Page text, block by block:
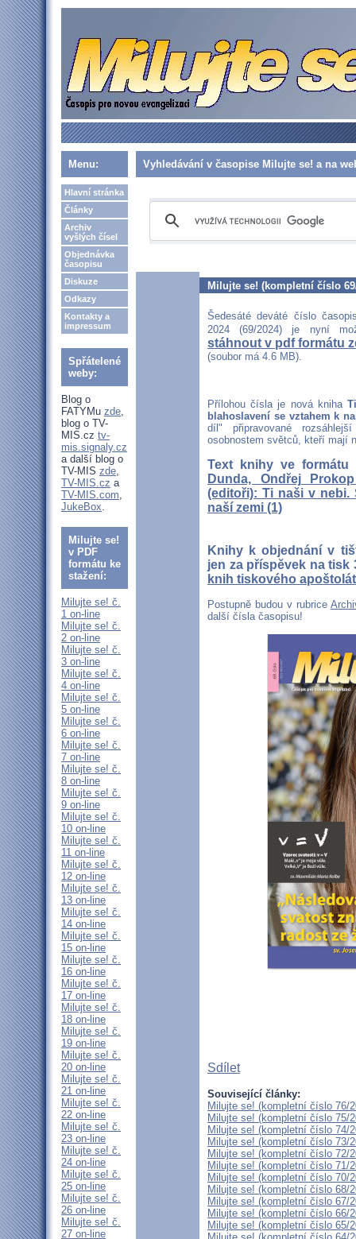
Menu:
Hlavní stránka
Články
Archiv
vyšlých čísel
Objednávka
časopisu
Diskuze
Odkazy
Kontakty a
impressum
Spřátelené
weby:
Blog o
FATYMu zde,
blog o TV-
MIS.cz tv-
mis.signaly.cz
a další blog o
TV-MIS zde,
TV-MIS.cz a
TV-MIS.com,
JukeBox.
Milujte se!
v PDF
formátu ke
stažení:
Milujte se! č.
1 on-line
Milujte se! č.
2 on-line
Milujte se! č.
3 on-line
Milujte se! č.
4 on-line
Milujte se! č.
5 on-line
Milujte se! č.
6 on-line
Milujte se! č.
7 on-line
Milujte se! č.
8 on-line
Milujte se! č.
9 on-line
Milujte se! č.
10 on-line
Milujte se! č.
11 on-line
Milujte se! č.
12 on-line
Milujte se! č.
13 on-line
Milujte se! č.
14 on-line
Milujte se! č.
15 on-line
Milujte se! č.
16 on-line
Milujte se! č.
17 on-line
Milujte se! č.
18 on-line
Milujte se! č.
19 on-line
Milujte se! č.
20 on-line
Milujte se! č.
21 on-line
Milujte se! č.
22 on-line
Milujte se! č.
23 on-line
Milujte se! č.
24 on-line
Milujte se! č.
25 on-line
Milujte se! č.
26 on-line
Milujte se! č.
27 on-line
Vyhledávání v časopise Milujte se! a na
Milujte se! (kompletní číslo
Šedesáté deváté číslo
2024 (69/2024) je nyní
stáhnout v pdf formátu
(soubor má 4.6 MB).
Přílohou čísla je nová kniha
blahoslavení se vztahem k
díl" připravované
osobnostem světců, kteří mají
Text knihy ve
Dunda, Ondřej
(editoři): Ti naši v nebi.
naší zemi (1)
Knihy k objednání v
jen za příspěvek na
knih tiskového
Postupně budou v rubrice
další čísla časopisu!
Sdílet
Související články:
Milujte se! (kompletní číslo 76/
Milujte se! (kompletní číslo 75/
Milujte se! (kompletní číslo 74/
Milujte se! (kompletní číslo 73/
Milujte se! (kompletní číslo 72/
Milujte se! (kompletní číslo 71/
Milujte se! (kompletní číslo 70/
Milujte se! (kompletní číslo 68/
Milujte se! (kompletní číslo 67/
Milujte se! (kompletní číslo 66/
Milujte se! (kompletní číslo 65/